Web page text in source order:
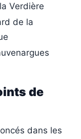
Verdière
de la
de
dans les